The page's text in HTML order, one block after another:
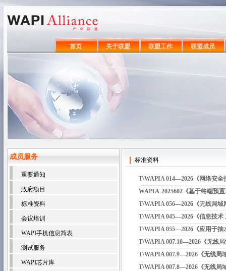
首页 关于联盟 联盟工作 联盟成员
成员服务
重要通知
政府项目
标准资料
会议培训
WAPI手机信息简表
测试服务
WAPI芯片库
标准资料
T/WAPIA 014—2026《网络安
WAPIA-2025602《基于终端预
T/WAPIA 056—2026《无线局域
T/WAPIA 045—2026《信息技术
T/WAPIA 055—2026《应用于
T/WAPIA 007.10—2026《无线
T/WAPIA 007.9—2026《无线局
T/WAPIA 007.8—2026《无线局